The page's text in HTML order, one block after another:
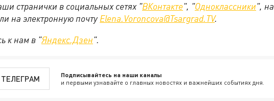
странички в социальных сетях "ВКонтакте", "Одноклассники", на
на электронную почту Elena.Voroncova@Tsargrad.TV.
к нам в "Яндекс.Дзен".
ТЕЛЕГРАМ Подписывайтесь на наши каналы
и первыми узнавайте о главных новостях и важнейших событиях дня.